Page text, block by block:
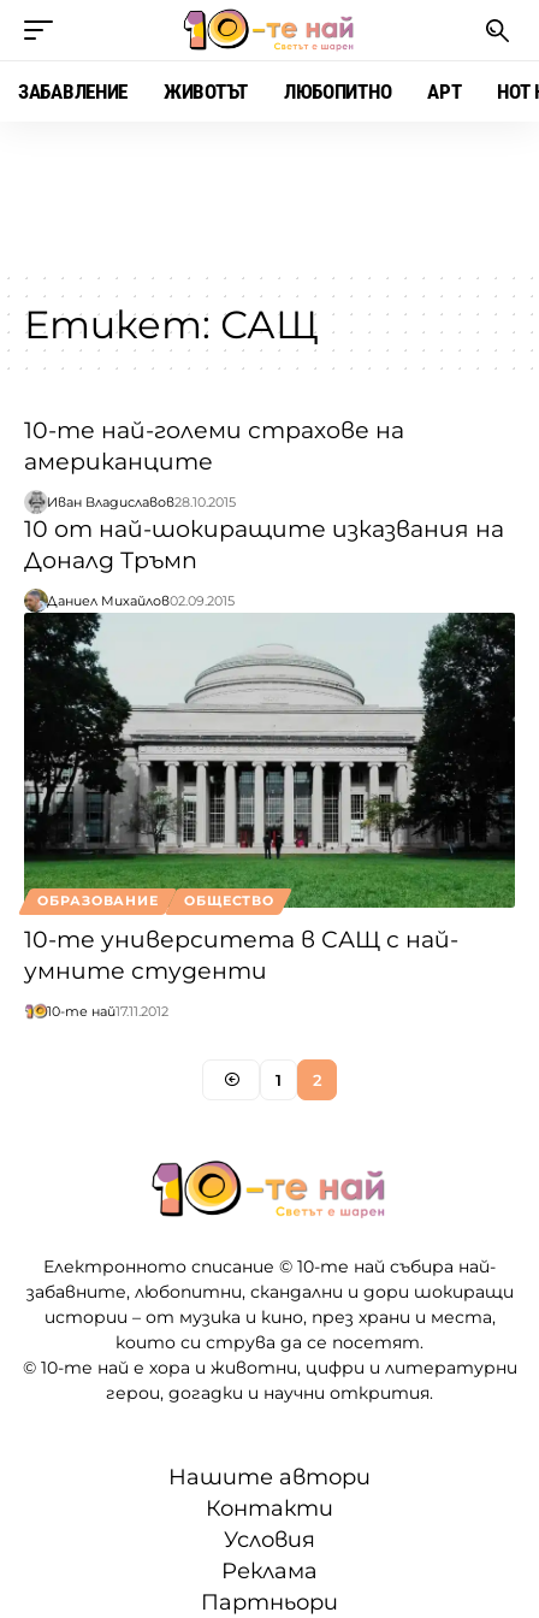
ЗАБАВЛЕНИЕ ЖИВОТЪТ ЛЮБОПИТНО АРТ HOT
Етикет: САЩ
10-те най-големи страхове на
американците
Иван Владиславов28.10.2015
10 от най-шокиращите изказвания на
Доналд Тръмп
Даниел Михайлов02.09.2015
ОБРАЗОВАНИЕ ОБЩЕСТВО
10-те университета в САЩ с най-
умните студенти
10-те най17.11.2012
1 2
Електронното списание © 10-те най събира най-
забавните, любопитни, скандални и дори шокиращи
истории – от музика и кино, през храни и места,
които си струва да се посетят.
© 10-те най е хора и животни, цифри и литературни
герои, догадки и научни открития.
Нашите автори
Контакти
Условия
Реклама
Партньори